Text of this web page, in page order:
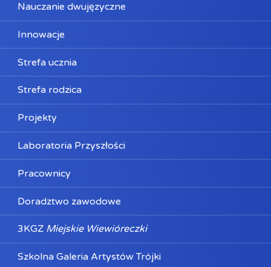
Nauczanie dwujęzyczne
Innowacje
Strefa ucznia
Strefa rodzica
Projekty
Laboratoria Przyszłości
Pracownicy
Doradztwo zawodowe
3KGZ Miejskie Wiewióreczki
Szkolna Galeria Artystów Trójki